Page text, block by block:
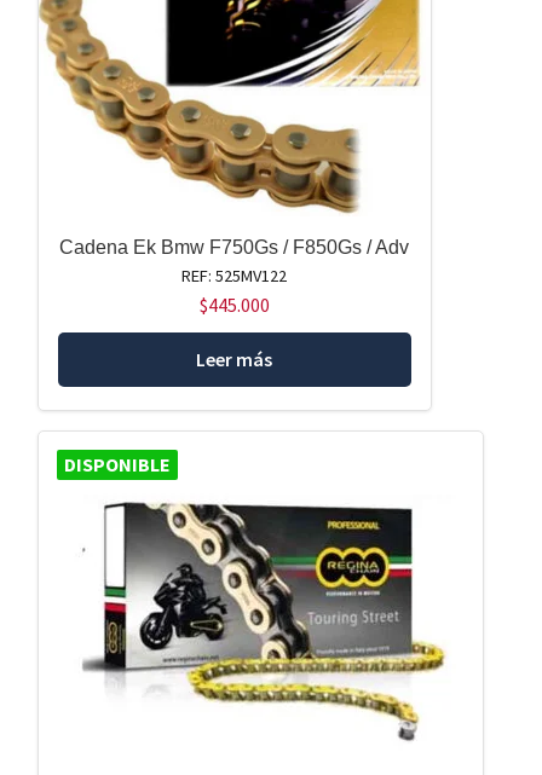
Cadena Ek Bmw F750Gs / F850Gs / Adv
REF: 525MV122
$445.000
Leer más
DISPONIBLE